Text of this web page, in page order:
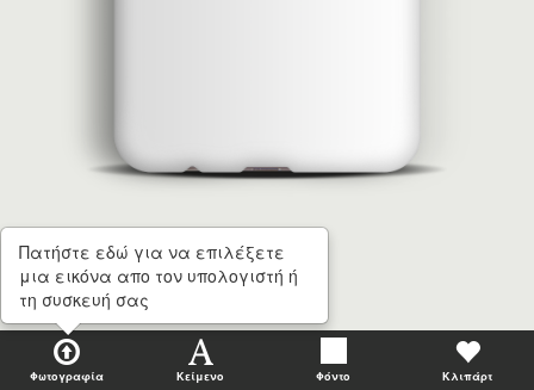
Φωτογραφία
Πατήστε εδώ για να επιλέξετε
μια εικόνα απο τον υπολογιστή ή
τη συσκευή σας
Κείμενο Φόντο Κλιπάρτ